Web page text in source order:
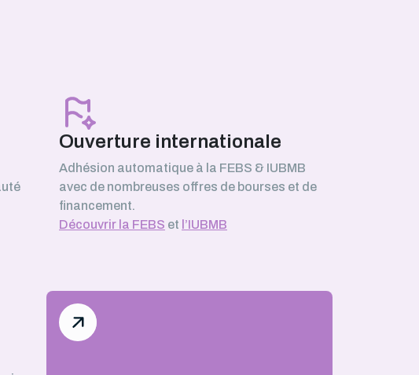
Ouverture internationale
Adhésion automatique à la FEBS & IUBMB
avec de nombreuses offres de bourses et de
financement.
Découvrir la FEBS et l’IUBMB